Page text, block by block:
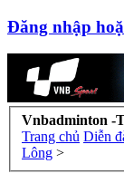
Đăng nhập
Vnbadminton -
Trang chủ Diễn
Lông >